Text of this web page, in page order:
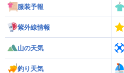
服装予報
紫外線情報
山の天気
釣り天気